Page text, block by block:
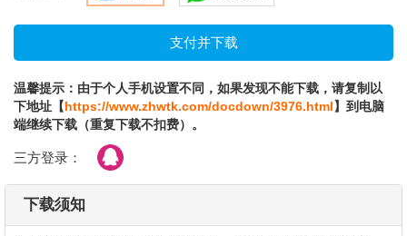
温馨提示：由于个人手机设置不同，如果发现不能下载，请复制以
下地址【https://www.zhwtk.com/docdown/3976.html】到电脑
端继续下载（重复下载不扣费）。
三方登录：
下载须知